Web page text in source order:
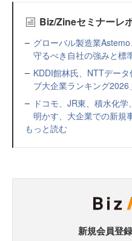
Biz/Zineセミナーレ
グローバル製造業Astemo
守るべき自社の強みと標
KDDI館林氏、NTTデー
ブ大企業ランキング2026
ドコモ、JR東、積水化
明かす、大企業での新規
もっと読む
新規会員登録